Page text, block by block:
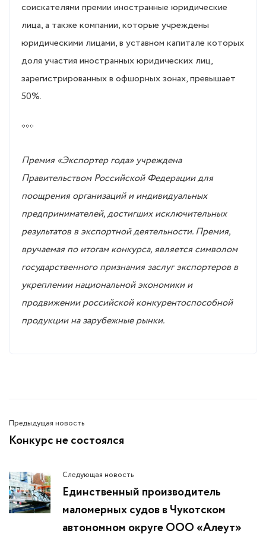
соискателями премии иностранные юридические
лица, а также компании, которые учреждены
юридическими лицами, в уставном капитале которых
доля участия иностранных юридических лиц,
зарегистрированных в офшорных зонах, превышает
50%.
***
Премия «Экспортер года» учреждена
Правительством Российской Федерации для
поощрения организаций и индивидуальных
предпринимателей, достигших исключительных
результатов в экспортной деятельности. Премия,
вручаемая по итогам конкурса, является символом
государственного признания заслуг экспортеров в
укреплении национальной экономики и
продвижении российской конкурентоспособной
продукции на зарубежные рынки.
Предыдущая новость
Конкурс не состоялся
Следующая новость
Единственный производитель
маломерных судов в Чукотском
автономном округе ООО «Алеут»